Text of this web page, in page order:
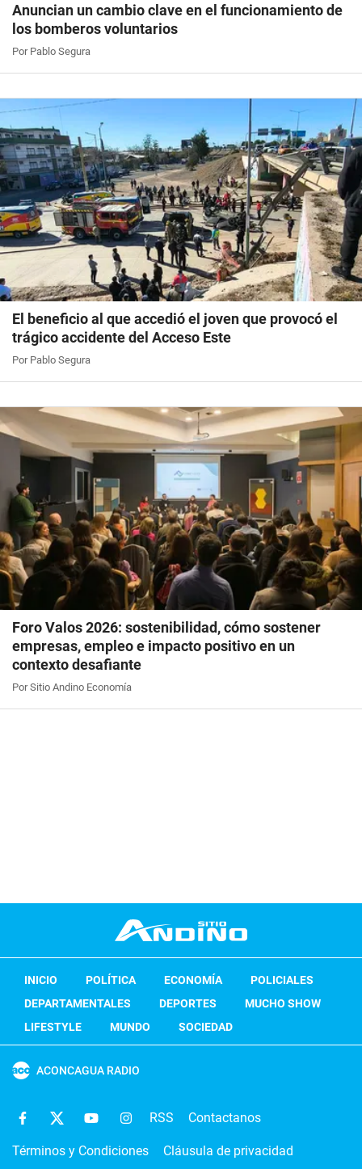
Anuncian un cambio clave en el funcionamiento de
los bomberos voluntarios
Por Pablo Segura
El beneficio al que accedió el joven que provocó el
trágico accidente del Acceso Este
Por Pablo Segura
Foro Valos 2026: sostenibilidad, cómo sostener
empresas, empleo e impacto positivo en un
contexto desafiante
Por Sitio Andino Economía
INICIO POLÍTICA ECONOMÍA
POLICIALES
DEPARTAMENTALES
DEPORTES
MUCHO SHOW
LIFESTYLE
MUNDO SOCIEDAD
ACONCAGUA RADIO
RSS Contactanos
Términos y Condiciones Cláusula de privacidad